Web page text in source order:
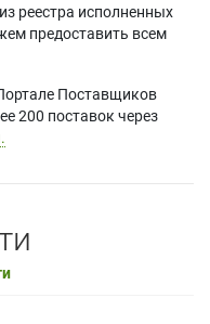
реестра исполненных
предоставить всем
Поставщиков
200 поставок через